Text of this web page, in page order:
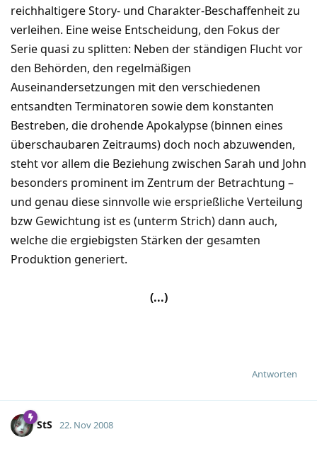
reichhaltigere Story- und Charakter-Beschaffenheit zu
verleihen. Eine weise Entscheidung, den Fokus der
Serie quasi zu splitten: Neben der ständigen Flucht vor
den Behörden, den regelmäßigen
Auseinandersetzungen mit den verschiedenen
entsandten Terminatoren sowie dem konstanten
Bestreben, die drohende Apokalypse (binnen eines
überschaubaren Zeitraums) doch noch abzuwenden,
steht vor allem die Beziehung zwischen Sarah und John
besonders prominent im Zentrum der Betrachtung –
und genau diese sinnvolle wie ersprießliche Verteilung
bzw Gewichtung ist es (unterm Strich) dann auch,
welche die ergiebigsten Stärken der gesamten
Produktion generiert.
(...)
Antworten
StS 22. Nov 2008